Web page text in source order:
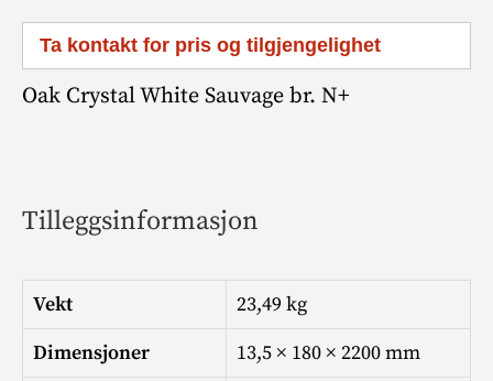
Ta kontakt for pris og tilgjengelighet
Oak Crystal White Sauvage br. N+
Tilleggsinformasjon
Vekt
23,49 kg
Dimensjoner
13,5 × 180 × 2200 mm